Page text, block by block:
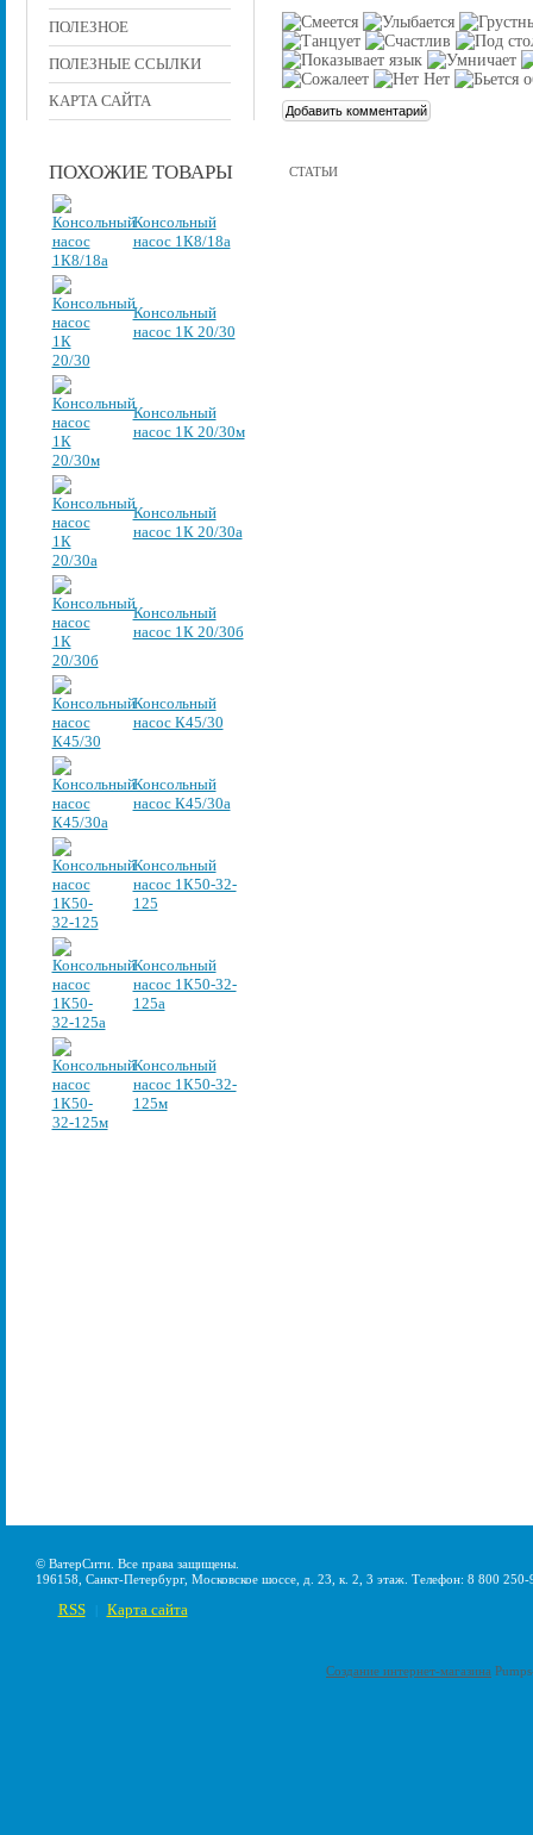
ПОЛЕЗНОЕ
ПОЛЕЗНЫЕ ССЫЛКИ
КАРТА САЙТА
ПОХОЖИЕ ТОВАРЫ
Консольный
насос 1К8/18а
Консольный
насос 1К 20/30
Консольный
насос 1К 20/30м
Консольный
насос 1К 20/30а
Консольный
насос 1К 20/30б
Консольный
насос К45/30
Консольный
насос К45/30а
Консольный
насос 1К50-32-
125
Консольный
насос 1К50-32-
125а
Консольный
насос 1К50-32-
125м
СТАТЬИ
© ВатерСити. Все права защищены.
196158, Санкт-Петербург, Московское шоссе, д. 23, к. 2, 3 этаж. Телефон: 8 800
RSS Карта сайта
Создание интернет-магазина